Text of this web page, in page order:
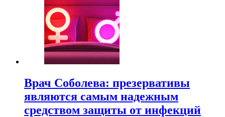
Врач Соболева: презервативы
являются самым надежным
средством защиты от инфекций